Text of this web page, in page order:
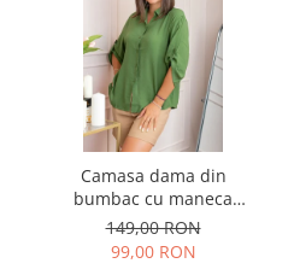
Camasa dama din
bumbac cu maneca
reglabila Elaine - Verde
149,00 RON
99,00 RON